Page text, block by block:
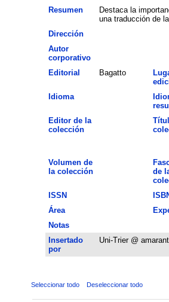
Resumen
Destaca la
una traducción de la
Dirección
Autor
corporativo
Editorial Bagatto
Idioma
Editor de la
colección
Volumen de
la colección
de
ISSN
Área
Notas
Insertado
por
Uni-Trier @
Seleccionar todo Deseleccionar todo